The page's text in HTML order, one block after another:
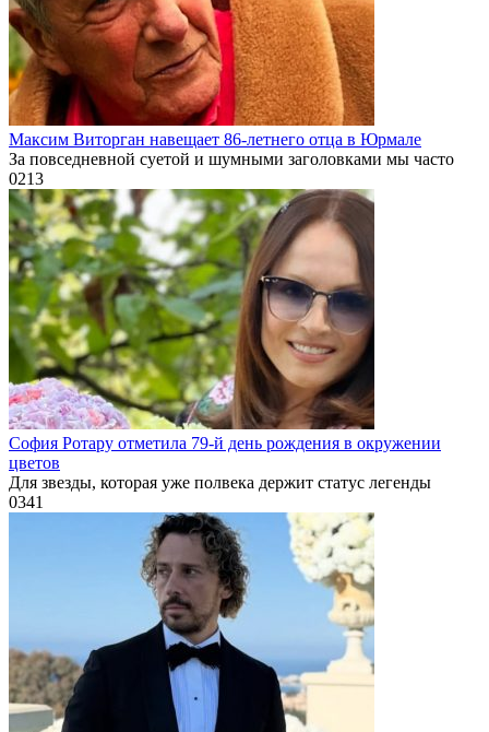
Максим Виторган навещает 86-летнего отца в Юрмале
За повседневной суетой и шумными заголовками мы часто
0213
София Ротару отметила 79-й день рождения в окружении
цветов
Для звезды, которая уже полвека держит статус легенды
0341